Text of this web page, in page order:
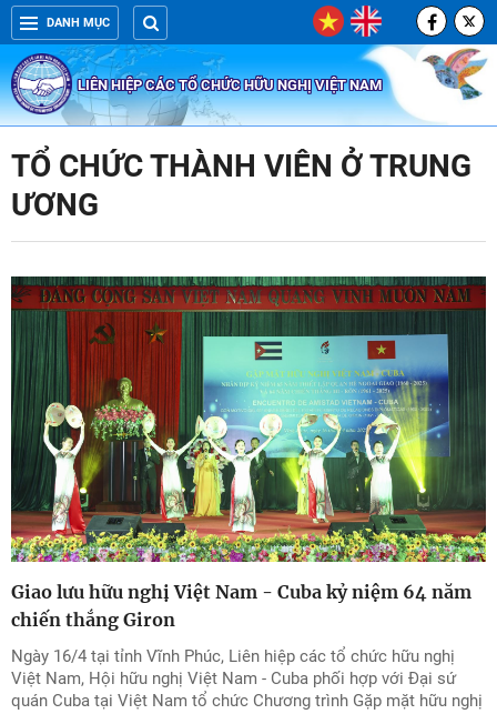
DANH MỤC
LIÊN HIỆP CÁC TỔ CHỨC HỮU NGHỊ VIỆT NAM
TỔ CHỨC THÀNH VIÊN Ở TRUNG
ƯƠNG
Giao lưu hữu nghị Việt Nam - Cuba kỷ niệm 64 năm
chiến thắng Giron
Ngày 16/4 tại tỉnh Vĩnh Phúc, Liên hiệp các tổ chức hữu nghị
Việt Nam, Hội hữu nghị Việt Nam - Cuba phối hợp với Đại sứ
quán Cuba tại Việt Nam tổ chức Chương trình Gặp mặt hữu nghị